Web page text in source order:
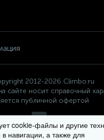
2012-2026 Climbo.ru
сайте носит справочный
публичной офертой
в отношении обработки
cookie-файлы и другие
навигации, а также для